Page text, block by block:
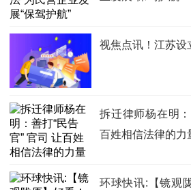
视焦点讯！江苏设
拆迁律师杨在明
百姓相信法律的力
环球快讯:【镜观